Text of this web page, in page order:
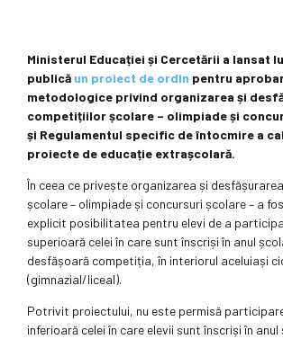
Ministerul Educației și Cercetării a lansat
publică un proiect de ordin pentru
metodologice privind organizarea și
competițiilor școlare – olimpiade și
și Regulamentul specific de întocmire a
proiecte de educație extrașcolară.
În ceea ce privește organizarea și
școlare – olimpiade și concursuri școlare – a
explicit posibilitatea pentru elevi de a
superioară celei în care sunt înscriși în anul
desfășoară competiția, în interiorul aceluiași
(gimnazial/liceal).
Potrivit proiectului, nu este permisă
inferioară celei în care elevii sunt înscriși în